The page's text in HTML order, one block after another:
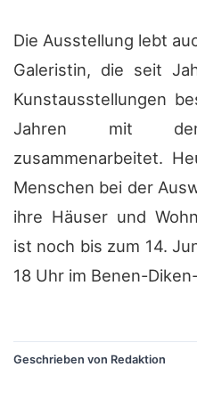
Die Ausstellung lebt
Galeristin, die seit
Kunstausstellungen
Jahren mit dem
zusammenarbeitet.
Menschen bei der
ihre Häuser und
ist noch bis zum 14.
18 Uhr im Benen-
?
Geschrieben von Redaktion